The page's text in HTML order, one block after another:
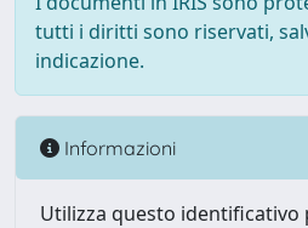
tutti i diritti sono riservati,
indicazione.
Informazioni
Utilizza questo identificativo